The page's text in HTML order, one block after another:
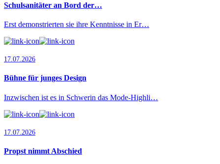
Schulsanitäter an Bord der…
Erst demonstrierten sie ihre Kenntnisse in Er…
17.07.2026
Bühne für junges Design
Inzwischen ist es in Schwerin das Mode-Highli…
17.07.2026
Propst nimmt Abschied